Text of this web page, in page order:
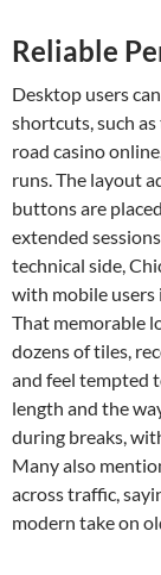
Reliable
Desktop users
shortcuts, such
road casino
runs. The layout
buttons are
extended
technical side,
with mobile users
That memorable
dozens of tiles,
and feel tempted
length and the
during breaks,
Many also
across traffic,
modern take on